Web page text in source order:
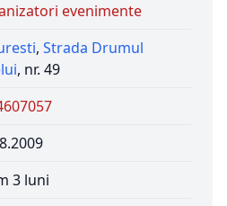
evenimente
, Strada Drumul
, nr. 49
3 luni